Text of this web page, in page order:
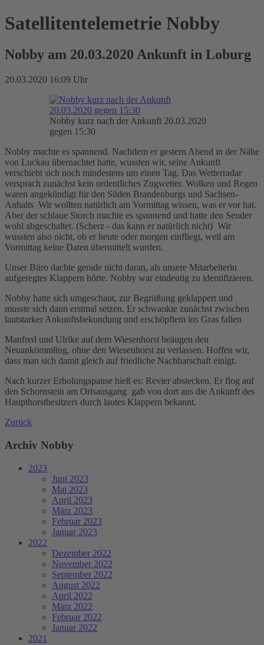
Satellitentelemetrie Nobby
Nobby am 20.03.2020 Ankunft in Loburg
20.03.2020 16:09 Uhr
Nobby kurz nach der Ankunft 20.03.2020
gegen 15:30
Nobby machte es spannend. Nachdem er gestern Abend in der Nähe
von Luckau übernachtet hatte, wussten wir, seine Ankunft
verschiebt sich noch mindestens um einen Tag. Das Wetterradar
versprach zunächst kein ordentliches Zugwetter. Wolken und Regen
waren angekündigt für den Süden Brandenburgs und Sachsen-
Anhalts Wir wollten natürlich am Vormittag wissen, was er vor hat.
Aber der schlaue Storch machte es spannend und hatte den Sender
wohl abgeschaltet. (Scherz - das kann er natürlich nicht) Wir
wussten also nicht, ob er heute oder morgen einfliegt, weil am
Vormittag keine Daten übermittelt wurden.
Unser Büro dachte gerade nicht daran, als unsere Mitarbeiterin
aufgeregtes Klappern hörte. Nobby war eindeutig zu identifizieren.
Nobby hatte sich umgeschaut, zur Begrüßung geklappert und
musste sich dann erstmal setzen. Er schwankte zunächst zwischen
lautstarker Ankunftsbekundung und erschöpftem ins Gras fallen
Manfred und Ulrike auf dem Wiesenhorst beäugen den
Neuankömmling, ohne den Wiesenhorst zu verlassen. Hoffen wir,
dass man sich damit gleich auf friedliche Nachbarschaft einigt.
Nach kurzer Erholungspause hieß es: Revier abstecken. Er flog auf
den Schornstein am Ortsausgang gab von dort aus die Ankunft des
Haupthorstbesitzers durch lautes Klappern bekannt.
Zurück
Archiv Nobby
2023
Juni 2023
Mai 2023
April 2023
März 2023
Februar 2023
Januar 2023
2022
Dezember 2022
November 2022
September 2022
August 2022
April 2022
März 2022
Februar 2022
Januar 2022
2021